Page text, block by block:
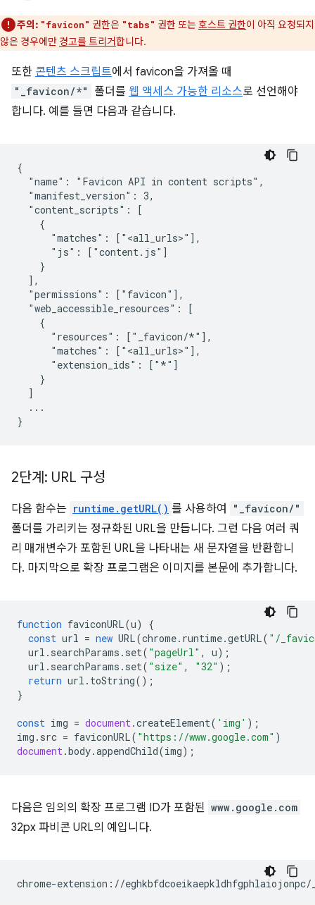
주의: "favicon" 권한은 "tabs" 권한 또는호스트 권한이 아직 요청되지
않은 경우에만 경고를 트리거합니다.
또한 콘텐츠 스크립트에서 favicon을 가져올 때
"_favicon/*" 폴더를 웹 액세스 가능한 리소스로 선언해야
합니다. 예를 들면 다음과 같습니다.
{
  "name": "Favicon API in content scripts",
  "manifest_version": 3,
  "content_scripts": [
    {
      "matches": ["<all_urls>"],
      "js": ["content.js"]
    }
  ],
  "permissions": ["favicon"],
  "web_accessible_resources": [
    {
      "resources": ["_favicon/*"],
      "matches": ["<all_urls>"],
      "extension_ids": ["*"]
    }
  ]
  ...
2단계: URL 구성
다음 함수는 runtime.getURL() 를 사용하여 "_favicon/"
폴더를 가리키는 정규화된 URL을 만듭니다. 그런 다음 여러 쿼
리 매개변수가 포함된 URL을 나타내는 새 문자열을 반환합니
다. 마지막으로 확장 프로그램은 이미지를 본문에 추가합니다.
function faviconURL(u)
{
const url = new URL(chrome. runtime.getURL( "/
url . searchParams . set( "pageUrl" , u);
url . searchParams . set( "size" , "32" );
return url . toString();
}
const img = document.createElement( 'img' );
img . src = faviconURL( "https://www.google.com" )
document.body.appendChild(img);
다음은 임의의 확장 프로그램 ID가 포함된 www.google.com
32px 파비콘 URL의 예입니다.